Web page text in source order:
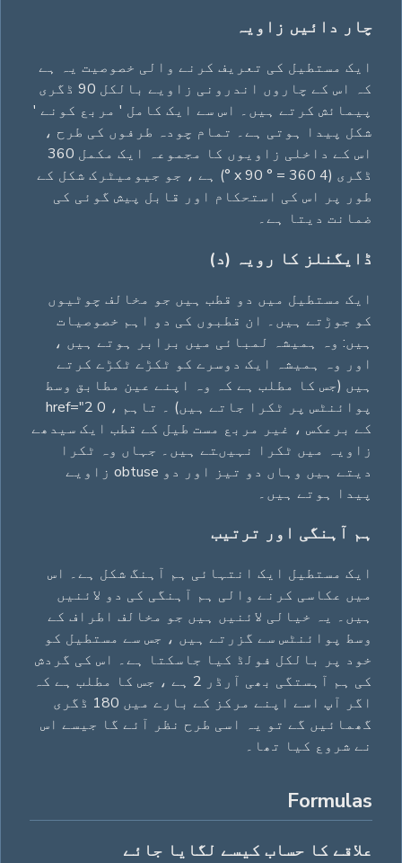
چار دائیں زاویہ
ایک مستطیل کی تعریف کرنے والی خصوصیت یہ ہے
کہ اس کے چاروں اندرونی زاویے بالکل 90 ڈگری
پیمائش کرتے ہیں۔ اس سے ایک کامل ' مربع کونے '
شکل پیدا ہوتی ہے۔ تمام چودہ طرفوں کی طرح ،
اس کے داخلی زاویوں کا مجموعہ ایک مکمل 360
ڈگری (4 x 90 ° = 360 °) ہے ، جو جیومیٹرک شکل کے
طور پر اس کی استحکام اور قابل پیش گوئی کی
ضمانت دیتا ہے۔
ڈایگنلز کا رویہ (د)
ایک مستطیل میں دو قطب ہیں جو مخالف چوٹیوں
کو جوڑتے ہیں۔ ان قطبوں کی دو اہم خصوصیات
ہیں: وہ ہمیشہ لمبائی میں برابر ہوتے ہیں ،
اور وہ ہمیشہ ایک دوسرے کو ٹکڑے ٹکڑے کرتے
ہیں (جس کا مطلب ہے کہ وہ اپنے عین مطابق وسط
پوائنٹس پر ٹکرا جاتے ہیں) ۔ تاہم ، 0 href="2
کے برعکس ، غیر مربع مست طیل کے قطب ایک سیدھے
زاویہ میں ٹکرا نہیںتے ہیں۔ جہاں وہ ٹکرا
دیتے ہیں وہاں دو تیز اور دو obtuse زاویے
پیدا ہوتے ہیں۔
ہم آہنگی اور ترتیب
ایک مستطیل ایک انتہائی ہم آہنگ شکل ہے۔ اس
میں عکاسی کرنے والی ہم آہنگی کی دو لائنیں
ہیں۔ یہ خیالی لائنیں ہیں جو مخالف اطراف کے
وسط پوائنٹس سے گزرتے ہیں ، جس سے مستطيل کو
خود پر بالکل فولڈ کیا جاسکتا ہے۔ اس کی گردش
کی ہم آہستگی بھی آرڈر 2 ہے ، جس کا مطلب ہے کہ
اگر آپ اسے اپنے مرکز کے بارے میں 180 ڈگری
گھمائیں گے تو یہ اسی طرح نظر آئے گا جیسے اس
نے شروع کیا تھا۔
Formulas
علاقے کا حساب کیسے لگایا جائے